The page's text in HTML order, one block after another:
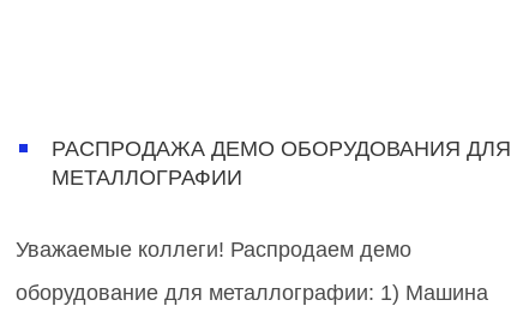
РАСПРОДАЖА ДЕМО ОБОРУДОВАНИЯ ДЛЯ
МЕТАЛЛОГРАФИИ
Уважаемые коллеги! Распродаем демо
оборудование для металлографии: 1) Машина